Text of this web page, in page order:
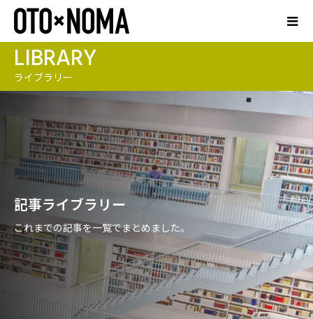
LIBRARY
ライブラリー
記事ライブラリー
これまでの記事を一覧でまとめました。